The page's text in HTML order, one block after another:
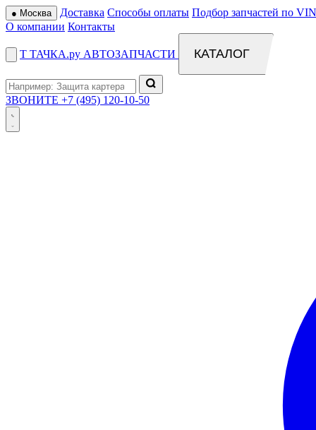
● Москва Доставка Способы оплаты Подбор запчастей по
О компании Контакты
Т ТАЧКА.ру АВТОЗАПЧАСТИ КАТАЛОГ
ЗВОНИТЕ +7 (495) 120-10-50